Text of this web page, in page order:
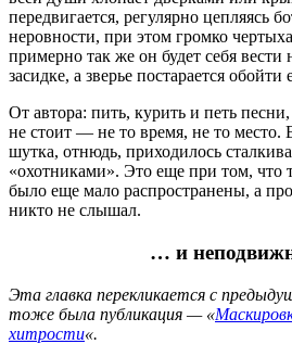
передвигается, регулярно цепляясь
неровности, при этом громко
примерно так же он будет себя вести
засидке, а зверье постарается обойти
От автора: пить, курить и петь
не стоит — не то время, не то место.
шутка, отнюдь, приходилось
«охотниками». Это еще при том, что
было еще мало распространены, а
никто не слышал.
… и
Эта главка перекликается с
тоже была публикация — «
хитрости«.